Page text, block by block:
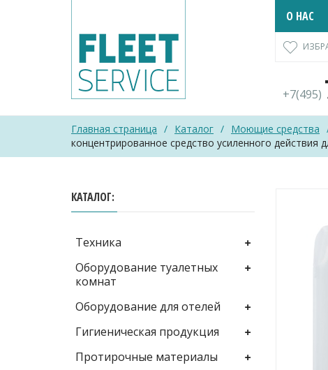
О НАС
+7(495)
Главная страница / Каталог / Моющие средства
концентрированное средство усиленного действия
КАТАЛОГ
Техника
Оборудование туалетных
комнат
Оборудование для отелей
Гигиеническая продукция
Протирочные материалы